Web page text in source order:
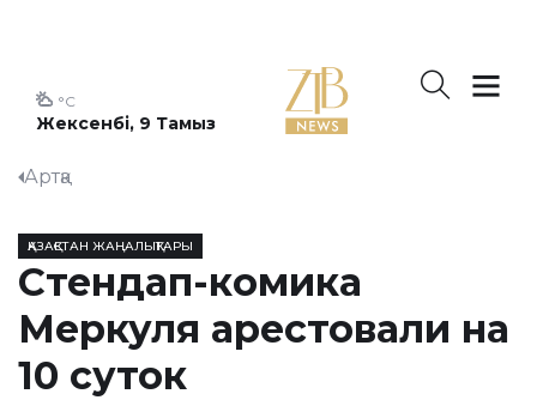
Жексенбі, 9 Тамыз
°C
Артқа
ҚАЗАҚСТАН ЖАҢАЛЫҚТАРЫ
Стендап-комика
Меркуля арестовали на
10 суток